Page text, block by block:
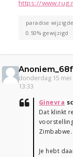
https://
paradise
0.50% gewijzigd
donderdag 15 mei
13:33
Ginevra
Dat klinkt
Zimbabwe.
Je hebt